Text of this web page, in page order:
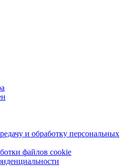
и обработку персональных
файлов cookie